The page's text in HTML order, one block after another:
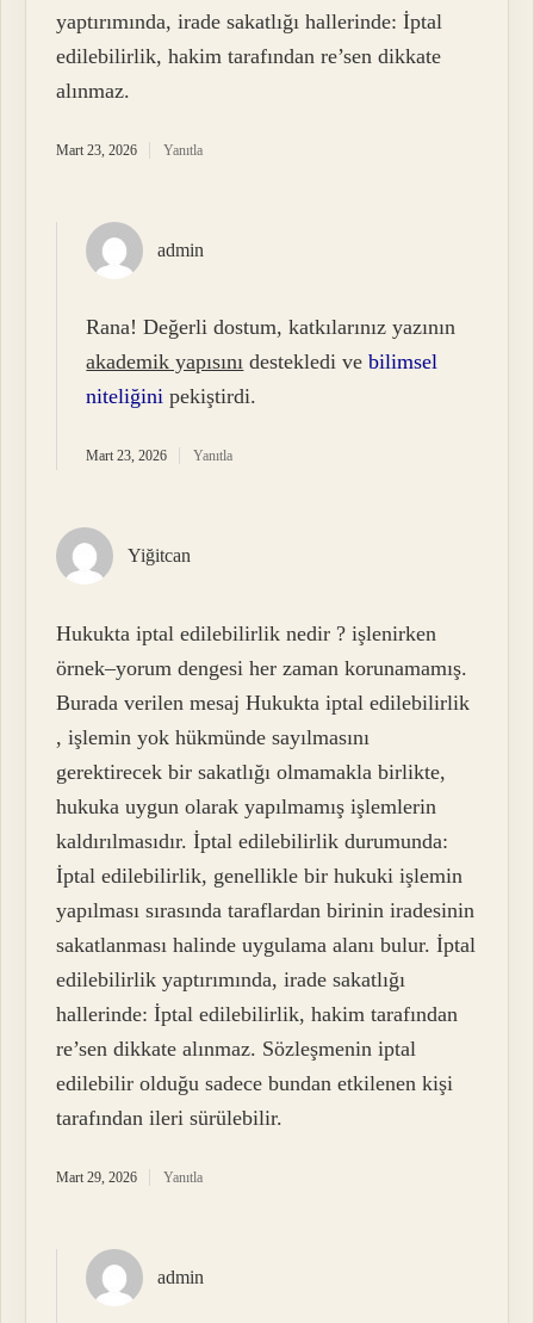
yaptırımında, irade sakatlığı hallerinde: İptal
edilebilirlik, hakim tarafından re’sen dikkate
alınmaz.
Mart 23, 2026 Yanıtla
admin
Rana! Değerli dostum, katkılarınız yazının
akademik yapısını destekledi vebilimsel
niteliğini pekiştirdi.
Mart 23, 2026 Yanıtla
Yiğitcan
Hukukta iptal edilebilirlik nedir ? işlenirken
örnek–yorum dengesi her zaman korunamamış.
Burada verilen mesaj Hukukta iptal edilebilirlik
, işlemin yok hükmünde sayılmasını
gerektirecek bir sakatlığı olmamakla birlikte,
hukuka uygun olarak yapılmamış işlemlerin
kaldırılmasıdır. İptal edilebilirlik durumunda:
İptal edilebilirlik, genellikle bir hukuki işlemin
yapılması sırasında taraflardan birinin iradesinin
sakatlanması halinde uygulama alanı bulur. İptal
edilebilirlik yaptırımında, irade sakatlığı
hallerinde: İptal edilebilirlik, hakim tarafından
re’sen dikkate alınmaz. Sözleşmenin iptal
edilebilir olduğu sadece bundan etkilenen kişi
tarafından ileri sürülebilir.
Mart 29, 2026 Yanıtla
admin